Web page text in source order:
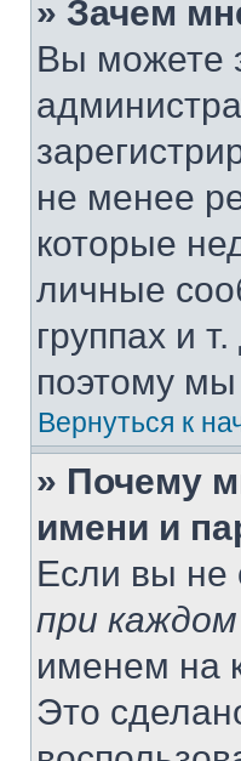
» Зачем
Вы можете
не менее
которые
личные
группах и
поэтому
Вернуться к
» Почему
имени и
Если вы не
при
именем на
Это